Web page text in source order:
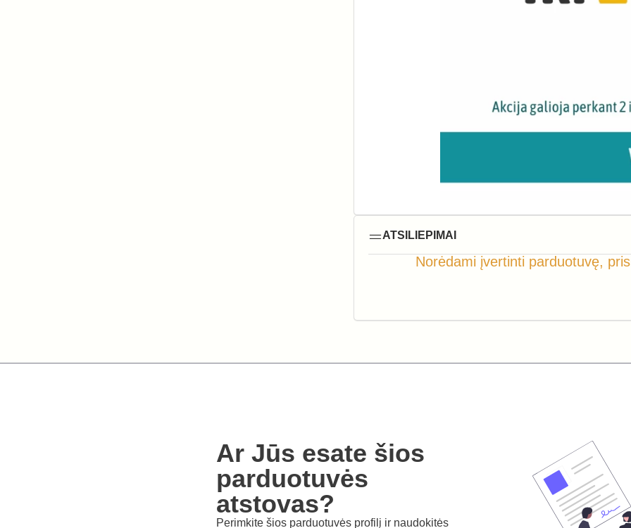
ATSILIEPIMAI
Norėdami įvertinti parduotuvę,
Ar Jūs esate šios
parduotuvės
atstovas?
Perimkite šios parduotuvės profilį ir naudokitės